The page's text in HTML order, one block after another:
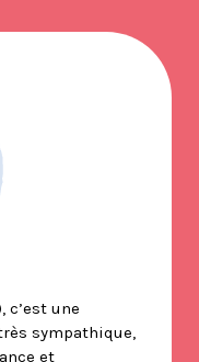
c’est une
sympathique,
et